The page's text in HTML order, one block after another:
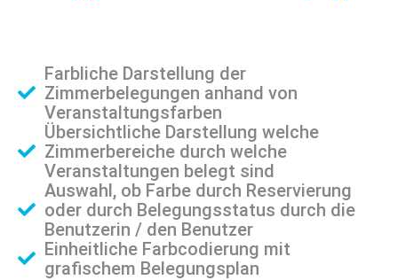
Farbliche Darstellung der
Zimmerbelegungen anhand von
Veranstaltungsfarben
Übersichtliche Darstellung welche
Zimmerbereiche durch welche
Veranstaltungen belegt sind
Auswahl, ob Farbe durch Reservierung
oder durch Belegungsstatus durch die
Benutzerin / den Benutzer
Einheitliche Farbcodierung mit
grafischem Belegungsplan